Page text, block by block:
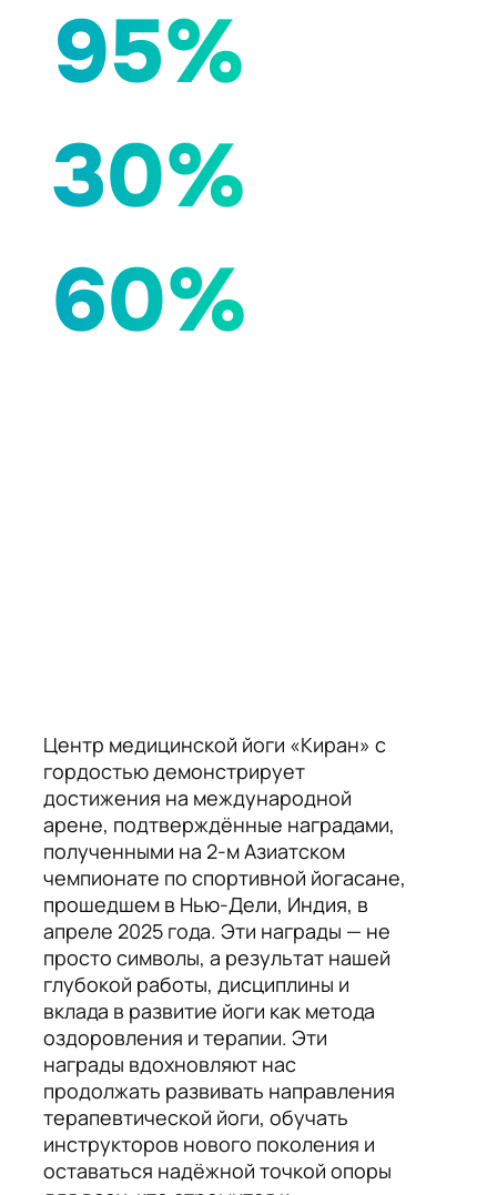
95%
30%
60%
Центр медицинской йоги «Киран» с
гордостью демонстрирует
достижения на международной
арене, подтверждённые наградами,
полученными на 2-м Азиатском
чемпионате по спортивной йогасане,
прошедшем в Нью-Дели, Индия, в
апреле 2025 года. Эти награды — не
просто символы, а результат нашей
глубокой работы, дисциплины и
вклада в развитие йоги как метода
оздоровления и терапии. Эти
награды вдохновляют нас
продолжать развивать направления
терапевтической йоги, обучать
инструкторов нового поколения и
оставаться надёжной точкой опоры